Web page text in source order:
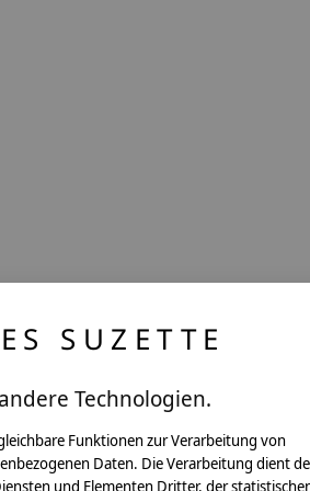
SUZETTE
Technologien.
Funktionen zur Verarbeitung von
Daten. Die Verarbeitung dient
und Elementen Dritter, der